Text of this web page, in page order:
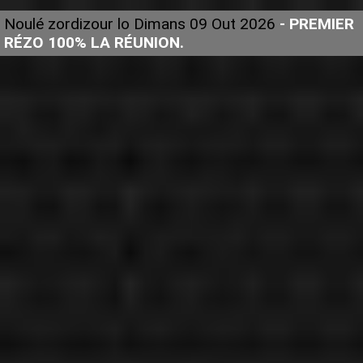
Noulé zordizour lo Dimans 09 Out 2026 - PREMIER
RÉZO 100% LA RÉUNION.